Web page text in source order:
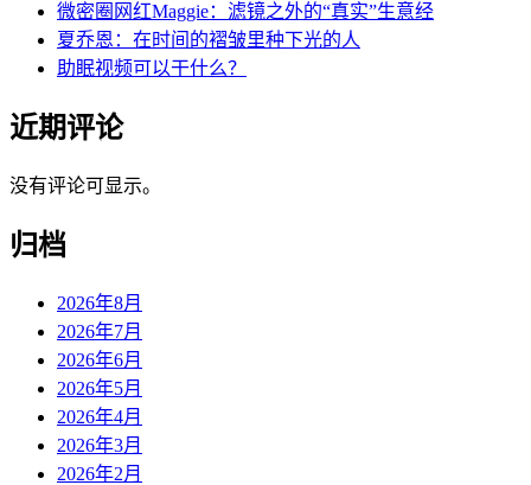
微密圈网红Maggie：滤镜之外的“真实”生意经
夏乔恩：在时间的褶皱里种下光的人
助眠视频可以干什么？
近期评论
没有评论可显示。
归档
2026年8月
2026年7月
2026年6月
2026年5月
2026年4月
2026年3月
2026年2月